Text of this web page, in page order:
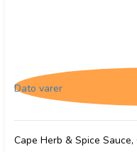
Dato varer
Cape Herb & Spice